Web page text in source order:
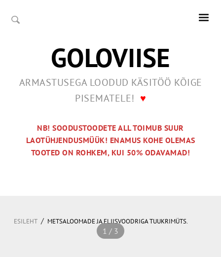
GOLOVIISE
ARMASTUSEGA LOODUD KÄSITÖÖ KÕIGE
PISEMATELE! ♥
NB! SOODUSTOODETE ALL TOIMUB SUUR
LAOTÜHJENDUSMÜÜK! ENAMUS KOHE OLEMAS
TOOTED ON ROHKEM, KUI 50% ODAVAMAD!
ESILEHT / METSALOOMADE JA FLIISVOODRIGA TUUKRIMÜTS.
1 / 3